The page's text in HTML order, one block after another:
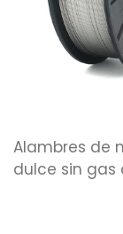
Alambres de
dulce sin gas